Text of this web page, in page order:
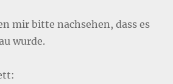
mir bitte nachsehen, dass es
wurde.